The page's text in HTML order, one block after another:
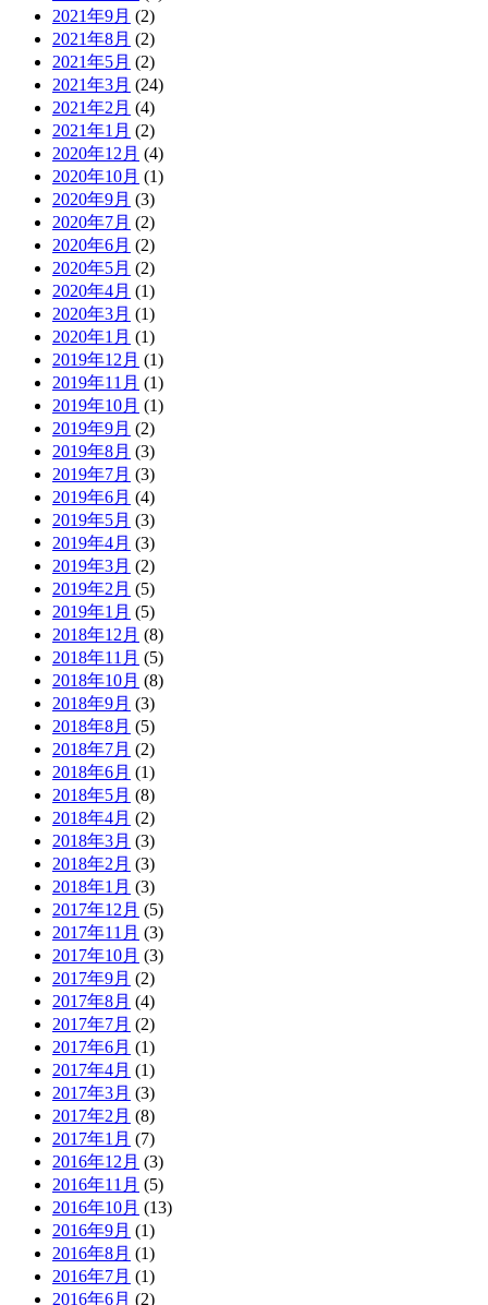
2021年9月 (2)
2021年8月 (2)
2021年5月 (2)
2021年3月 (24)
2021年2月 (4)
2021年1月 (2)
2020年12月 (4)
2020年10月 (1)
2020年9月 (3)
2020年7月 (2)
2020年6月 (2)
2020年5月 (2)
2020年4月 (1)
2020年3月 (1)
2020年1月 (1)
2019年12月 (1)
2019年11月 (1)
2019年10月 (1)
2019年9月 (2)
2019年8月 (3)
2019年7月 (3)
2019年6月 (4)
2019年5月 (3)
2019年4月 (3)
2019年3月 (2)
2019年2月 (5)
2019年1月 (5)
2018年12月 (8)
2018年11月 (5)
2018年10月 (8)
2018年9月 (3)
2018年8月 (5)
2018年7月 (2)
2018年6月 (1)
2018年5月 (8)
2018年4月 (2)
2018年3月 (3)
2018年2月 (3)
2018年1月 (3)
2017年12月 (5)
2017年11月 (3)
2017年10月 (3)
2017年9月 (2)
2017年8月 (4)
2017年7月 (2)
2017年6月 (1)
2017年4月 (1)
2017年3月 (3)
2017年2月 (8)
2017年1月 (7)
2016年12月 (3)
2016年11月 (5)
2016年10月 (13)
2016年9月 (1)
2016年8月 (1)
2016年7月 (1)
2016年6月 (2)